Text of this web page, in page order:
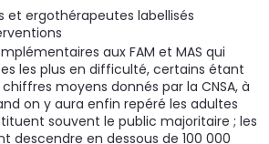
et ergothérapeutes labellisés
aux FAM et MAS qui
les plus en difficulté, certains étant
moyens donnés par la CNSA, à
on y aura enfin repéré les adultes
souvent le public majoritaire ; les
descendre en dessous de 100 000